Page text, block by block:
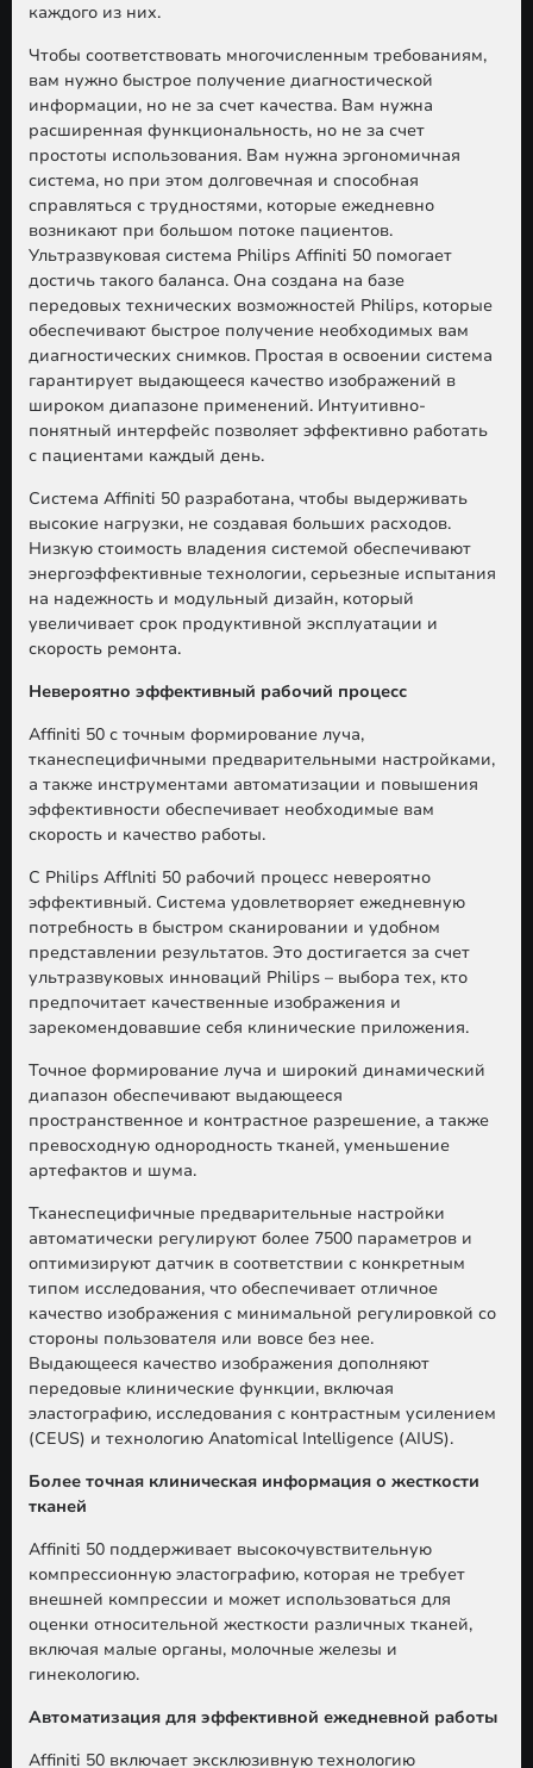
каждого из них.
Чтобы соответствовать многочисленным требованиям,
вам нужно быстрое получение диагностической
информации, но не за счет качества. Вам нужна
расширенная функциональность, но не за счет
простоты использования. Вам нужна эргономичная
система, но при этом долговечная и способная
справляться с трудностями, которые ежедневно
возникают при большом потоке пациентов.
Ультразвуковая система Philips Affiniti 50 помогает
достичь такого баланса. Она создана на базе
передовых технических возможностей Philips, которые
обеспечивают быстрое получение необходимых вам
диагностических снимков. Простая в освоении система
гарантирует выдающееся качество изображений в
широком диапазоне применений. Интуитивно-
понятный интерфейс позволяет эффективно работать
с пациентами каждый день.
Система Affiniti 50 разработана, чтобы выдерживать
высокие нагрузки, не создавая больших расходов.
Низкую стоимость владения системой обеспечивают
энергоэффективные технологии, серьезные испытания
на надежность и модульный дизайн, который
увеличивает срок продуктивной эксплуатации и
скорость ремонта.
Невероятно эффективный рабочий процесс
Affiniti 50 с точным формирование луча,
тканеспецифичными предварительными настройками,
а также инструментами автоматизации и повышения
эффективности обеспечивает необходимые вам
скорость и качество работы.
С Philips Afflniti 50 рабочий процесс невероятно
эффективный. Система удовлетворяет ежедневную
потребность в быстром сканировании и удобном
представлении результатов. Это достигается за счет
ультразвуковых инноваций Philips – выбора тех, кто
предпочитает качественные изображения и
зарекомендовавшие себя клинические приложения.
Точное формирование луча и широкий динамический
диапазон обеспечивают выдающееся
пространственное и контрастное разрешение, а также
превосходную однородность тканей, уменьшение
артефактов и шума.
Тканеспецифичные предварительные настройки
автоматически регулируют более 7500 параметров и
оптимизируют датчик в соответствии с конкретным
типом исследования, что обеспечивает отличное
качество изображения с минимальной регулировкой со
стороны пользователя или вовсе без нее.
Выдающееся качество изображения дополняют
передовые клинические функции, включая
эластографию, исследования с контрастным усилением
(CEUS) и технологию Anatomical Intelligence (AIUS).
Более точная клиническая информация о жесткости
тканей
Affiniti 50 поддерживает высокочувствительную
компрессионную эластографию, которая не требует
внешней компрессии и может использоваться для
оценки относительной жесткости различных тканей,
включая малые органы, молочные железы и
гинекологию.
Автоматизация для эффективной ежедневной работы
Affiniti 50 включает эксклюзивную технологию